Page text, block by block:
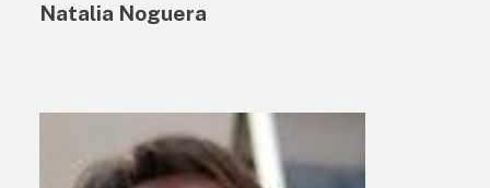
Natalia Noguera